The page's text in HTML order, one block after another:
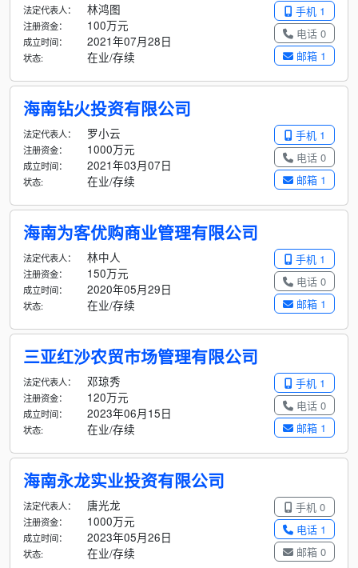
手机 1
电话 0
邮箱 1
法定代表人： 林鸿图
注册资金： 100万元
成立时间： 2021年07月28日
状态: 在业/存续
海南钻火投资有限公司
手机 1
电话 0
邮箱 1
法定代表人： 罗小云
注册资金： 1000万元
成立时间： 2021年03月07日
状态: 在业/存续
海南为客优购商业管理有限公司
手机 1
电话 0
邮箱 1
法定代表人： 林中人
注册资金： 150万元
成立时间： 2020年05月29日
状态: 在业/存续
三亚红沙农贸市场管理有限公司
手机 1
电话 0
邮箱 1
法定代表人： 邓琼秀
注册资金： 120万元
成立时间： 2023年06月15日
状态: 在业/存续
海南永龙实业投资有限公司
手机 0
电话 1
邮箱 0
法定代表人： 唐光龙
注册资金： 1000万元
成立时间： 2023年05月26日
状态: 在业/存续